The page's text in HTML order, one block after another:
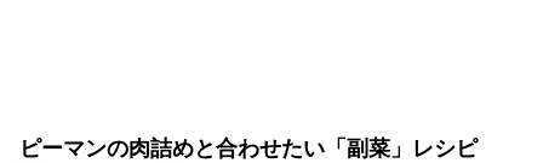
ピーマンの肉詰めと合わせたい「副菜」レシピ